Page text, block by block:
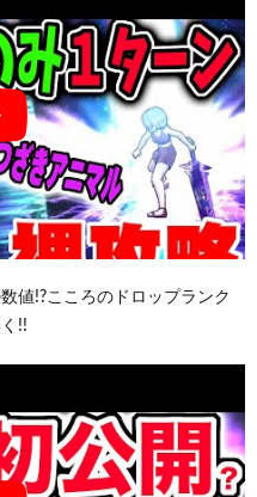
値!?こころのドロップランク
!!